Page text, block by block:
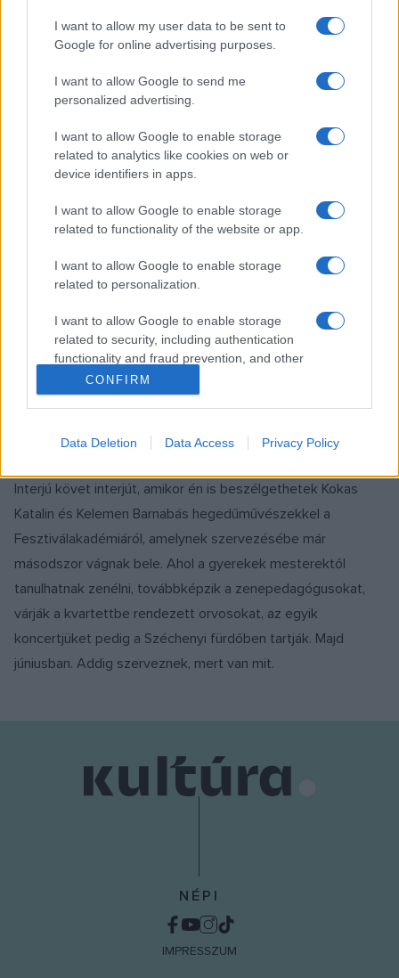
I want to allow my user data to be sent to
Google for online advertising purposes.
I want to allow Google to send me
personalized advertising.
I want to allow Google to enable storage
related to analytics like cookies on web or
device identifiers in apps.
I want to allow Google to enable storage
related to functionality of the website or app.
I want to allow Google to enable storage
related to personalization.
I want to allow Google to enable storage
related to security, including authentication
functionality and fraud prevention, and other
user protection.
CONFIRM
Data Deletion Data Access Privacy Policy
Február közepéig lehet jelentkezni a
Hubay Jenő Hegedűversenyre
hegedűművész-generáció számára meghirdetett Hubay
Jenő Hegedűversenyre.
Improvizációs Hegedűversenyt
A nyolc döntős közül a megosztott második díjat Luanne
Homzy és Léo Ullmann nyerte el, a harmadikat Zsigmond
Róbertnek ítélte a zsűri december 8-án.
EGYÉB
Háborúban hallgatnak...?
Interjú követ interjút, amikor én is beszélgethetek Kokas
Katalin és Kelemen Barnabás hegedűművészekkel a
Fesztiválakadémiáról, amelynek szervezésébe már
másodszor vágnak bele. Ahol a gyerekek mesterektől
tanulhatnak zenélni, továbbképzik a zenepedagógusokat,
várják a kvartettbe rendezett orvosokat, az egyik
koncertjüket pedig a Széchenyi fürdőben tartják. Majd
júniusban. Addig szerveznek, mert van mit.
NÉPI
IMPRESSZUM